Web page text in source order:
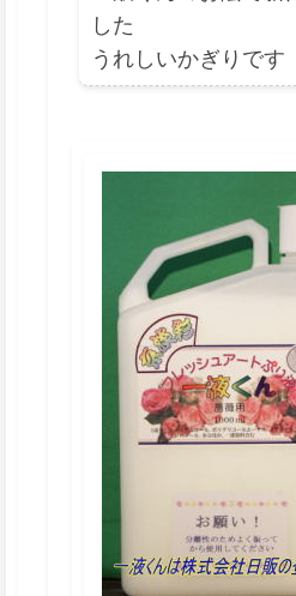
した
うれしいかぎりです